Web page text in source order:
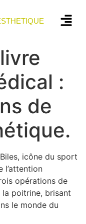
:
de
icône du sport
l’attention
opérations de
poitrine, brisant
le monde du